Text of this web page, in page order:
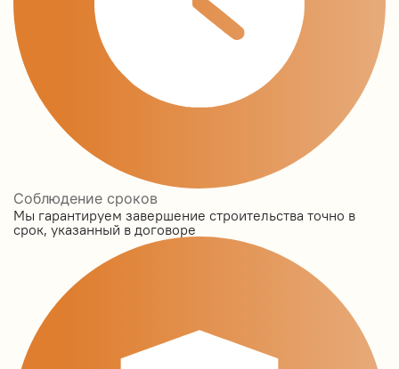
Соблюдение сроков
Мы гарантируем завершение строительства точно в
срок, указанный в договоре